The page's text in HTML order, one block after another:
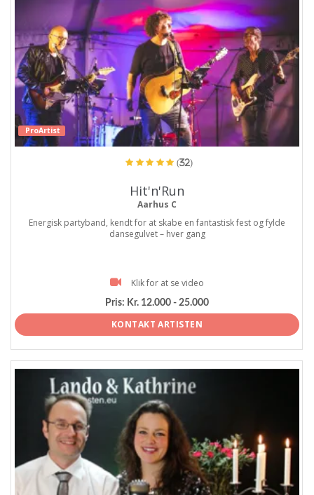
ProArtist
(32)
Hit'n'Run
Aarhus C
Energisk partyband, kendt for at skabe en fantastisk fest og fylde
dansegulvet – hver gang
Klik for at se video
Pris: Kr. 12.000 - 25.000
KONTAKT ARTISTEN